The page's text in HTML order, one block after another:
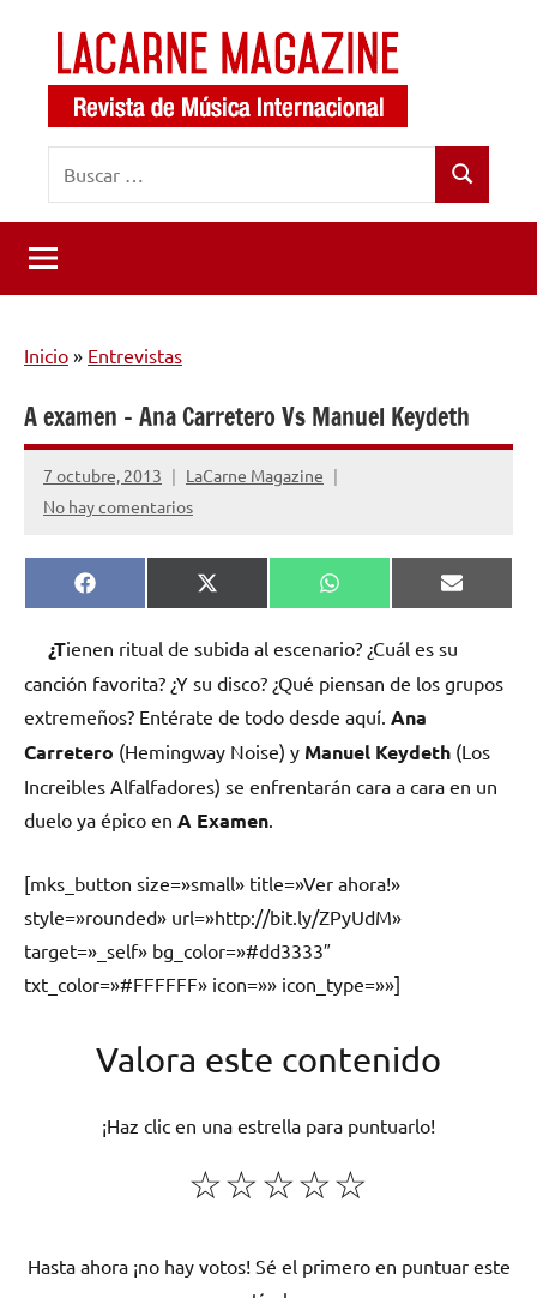
contenido
LaCarne
Magazine
de
música
internacional
Buscar
Inicio » Entrevistas
A examen – Ana Carretero Vs Manuel Keydeth
7 octubre, 2013
LaCarne Magazine
No hay comentarios
Compartir
en
Facebook
Compartir
en
X
(Twitter)
Compartir
en
WhatsApp
en
Email
¿Tienen ritual de subida al escenario? ¿Cuál es su
canción favorita? ¿Y su disco? ¿Qué piensan de los grupos
extremeños? Entérate de todo desde aquí. Ana
Carretero (Hemingway Noise) y Manuel Keydeth (Los
Increibles Alfalfadores) se enfrentarán cara a cara en un
duelo ya épico en A Examen
[mks_button size=»small» title=»Ver ahora!»
style=»rounded» url=»http://bit.ly/ZPyUdM»
target=»_self» bg_color=»#dd3333″
txt_color=»#FFFFFF» icon=»» icon_type=»»]
Valora este contenido
¡Haz clic en una estrella para puntuarlo!
☆
☆
☆
☆
☆
Hasta ahora ¡no hay votos! Sé el primero en puntuar este